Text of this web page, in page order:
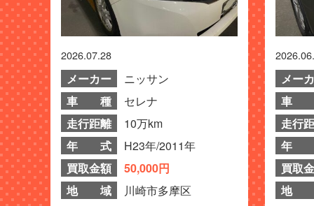
2026.07.28
メーカー
ニッサン
車 種
セレナ
走行距離
10万km
年 式
H23年/2011年
買取金額
50,000円
地 域
川崎市多摩区
メー
車
走行
年
買取
地